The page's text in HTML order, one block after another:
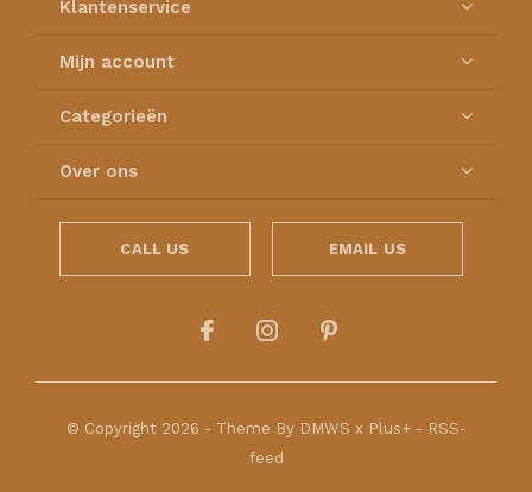
Klantenservice
Mijn account
Categorieën
Over ons
CALL US EMAIL US
© Copyright 2026 - Theme By DMWS x Plus+- RSS-
feed